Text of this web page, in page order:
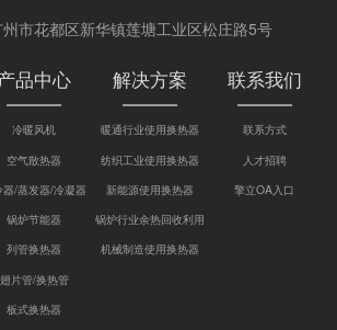
市花都区新华镇莲塘工业区松庄路5号
品中心
冷暖风机
空气散热器
器/蒸发器/冷凝器
锅炉节能器
列管换热器
翅片管/换热管
板式换热器
解决方案
暖通行业使用换热器
纺织工业使用换热器
新能源使用换热器
锅炉行业余热回收利用
机械制造使用换热器
联系我们
联系方式
人才招聘
擎立OA入口